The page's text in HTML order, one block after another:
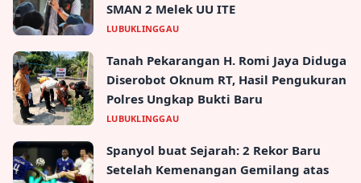
SMAN 2 Melek UU ITE
LUBUKLINGGAU
Tanah Pekarangan H. Romi Jaya Diduga
Diserobot Oknum RT, Hasil Pengukuran
Polres Ungkap Bukti Baru
LUBUKLINGGAU
Spanyol buat Sejarah: 2 Rekor Baru
Setelah Kemenangan Gemilang atas